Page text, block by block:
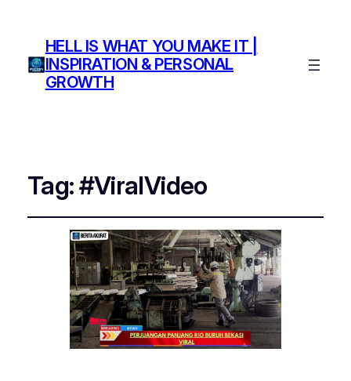
HELL IS WHAT YOU MAKE IT |
INSPIRATION & PERSONAL
GROWTH
Tag:#ViralVideo